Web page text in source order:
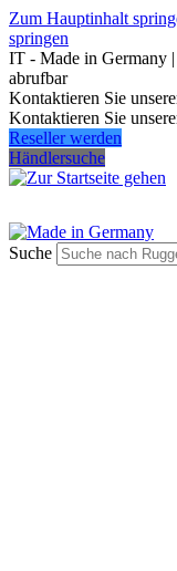
Zum Hauptinhalt
springen
IT - Made in Germany
abrufbar
Kontaktieren Sie
Kontaktieren Sie
Reseller werden
Händlersuche
Suche